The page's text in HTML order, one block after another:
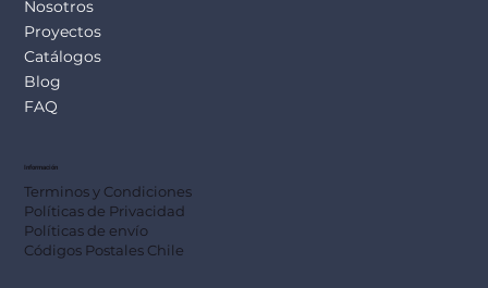
Nosotros
Proyectos
Catálogos
Blog
FAQ
Información
Terminos y Condiciones
Políticas de Privacidad
Políticas de envío
Códigos Postales Chile